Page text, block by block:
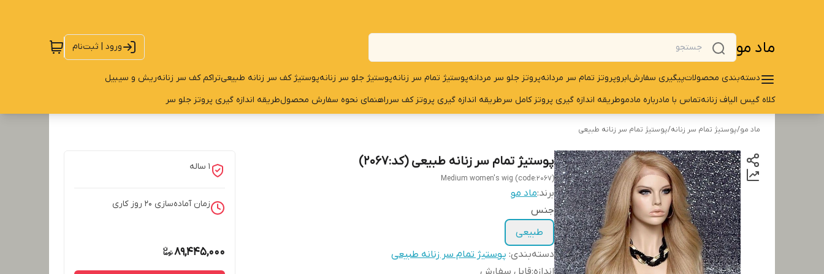
ماد مو ورود | ثبت‌نام
دسته‌بندی محصولاتپیگیری سفارشابروپروتز تمام سر مردانهپروتز جلو سر مردانهپوستیژ تمام سر زنانهپوستیژ جلو سر زنانهپوستیژ کف سر زنانه طبیعیتراکم کف سر زنانهریش و سیبیل
کلاه گیس الیاف زنانهتماس با مادرباره مادموطریقه اندازه گیری پروتز کامل سرطریقه اندازه گیری پروتز کف سرراهنمای نحوه سفارش محصولطریقه اندازه گیری پروتز جلو سر
ماد مو/پوستیژ تمام سر زنانه/پوستیژ تمام سر زنانه طبیعی
پوستیژ تمام سر زنانه طبیعی (کد:2067)
Medium women's wig (code:2067)
برند:ماد مو
جنس
طبیعی
دسته‌بندی: پوستیژ تمام سر زنانه طبیعی
اندازه:قابل سفارش
1 ساله
زمان آماده‌سازی 20 روز کاری
89,445,000